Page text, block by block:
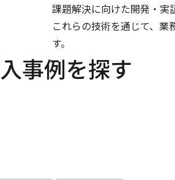
課題解決に向けた開発・実
これらの技術を通じて、
す。
事例を探す